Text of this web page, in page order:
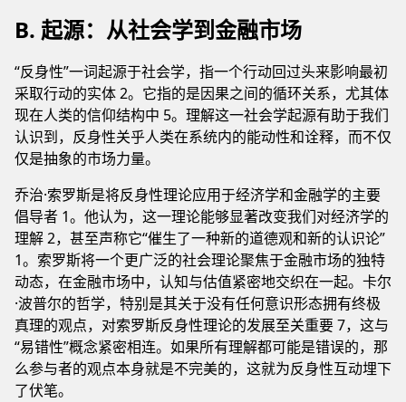
B. 起源：从社会学到金融市场
“反身性”一词起源于社会学，指一个行动回过头来影响最初
采取行动的实体 2。它指的是因果之间的循环关系，尤其体
现在人类的信仰结构中 5。理解这一社会学起源有助于我们
认识到，反身性关乎人类在系统内的能动性和诠释，而不仅
仅是抽象的市场力量。
乔治·索罗斯是将反身性理论应用于经济学和金融学的主要
倡导者 1。他认为，这一理论能够显著改变我们对经济学的
理解 2，甚至声称它“催生了一种新的道德观和新的认识论”
1。索罗斯将一个更广泛的社会理论聚焦于金融市场的独特
动态，在金融市场中，认知与估值紧密地交织在一起。卡尔
·波普尔的哲学，特别是其关于没有任何意识形态拥有终极
真理的观点，对索罗斯反身性理论的发展至关重要 7，这与
“易错性”概念紧密相连。如果所有理解都可能是错误的，那
么参与者的观点本身就是不完美的，这就为反身性互动埋下
了伏笔。